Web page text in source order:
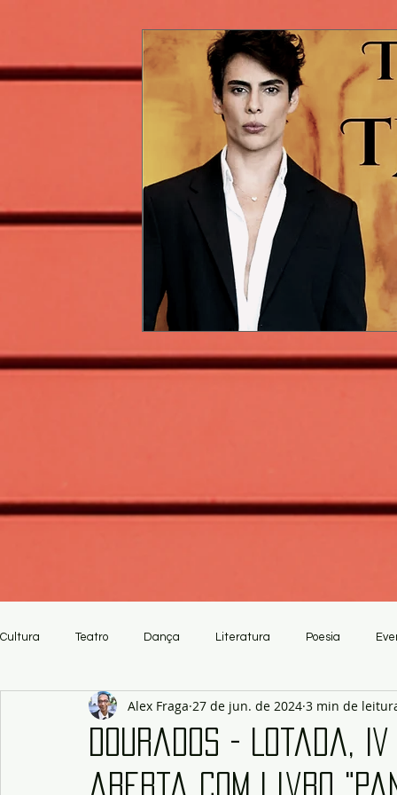
Cultura Teatro Dança Literatura Poesia
Artesanato
Dourados - Lotada,
aberta com livro
Alex Fraga 27 de jun. de 2024 3 min de